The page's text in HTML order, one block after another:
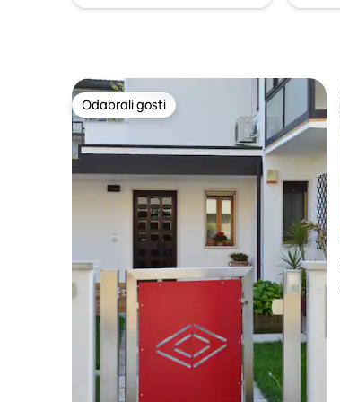
Odabrali gosti
Odabrali gosti